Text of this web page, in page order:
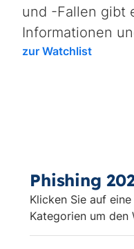
und -Fallen gibt
Informationen
zur Watchlist
Phishing
Klicken Sie auf
Kategorien um den